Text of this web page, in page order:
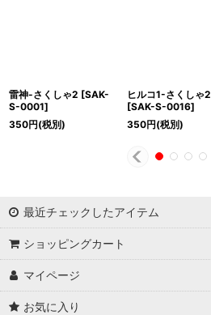
雷神-さくしゃ2 [SAK-
S-0001]
350円(税別)
ヒルコ1-さくしゃ2
[SAK-S-0016]
350円(税別)
最近チェックしたアイテム
ショッピングカート
マイページ
お気に入り